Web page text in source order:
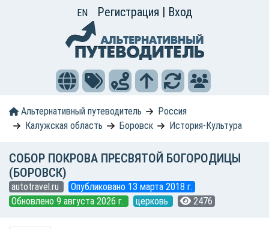
EN Регистрация | Вход
Альтернативный путеводитель
Россия
Калужская область
Боровск История-Культура
СОБОР ПОКРОВА ПРЕСВЯТОЙ БОГОРОДИЦЫ
(БОРОВСК)
autotravel.ru
Опубликовано 13 марта 2018 г.
Обновлено 9 августа 2026 г.
церковь 2476